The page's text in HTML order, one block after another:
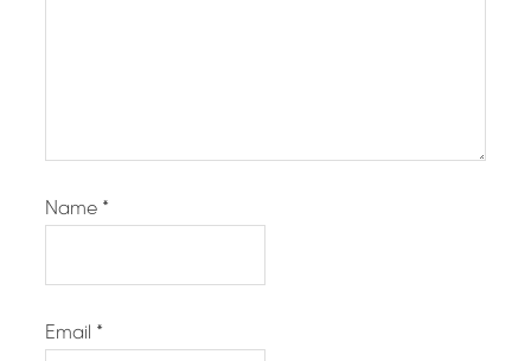
Name *
Email *